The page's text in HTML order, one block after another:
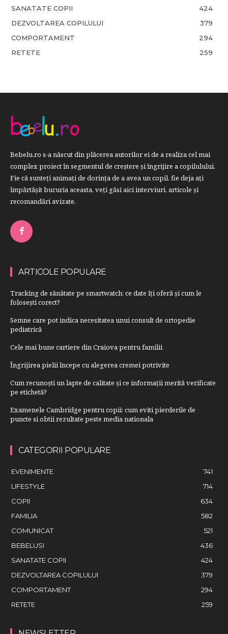
SANATATE COPII
424
DEZVOLTAREA COPILULUI
379
COMPORTAMENT
294
RETETE
259
Bebelu.ro s-a născut din plăcerea autorilor ei de a realiza cel mai
complex proiect în segmentul de creştere şi îngrijire a copilulului.
Fie că sunteţi animaţi de dorinţa de a avea un copil, fie deja aţi
împărtăşit bucuria aceasta, veți găsi aici interviuri, articole şi
recomandări avizate.
ARTICOLE POPULARE
Tracking de sănătate pe smartwatch: ce date îți oferă și cum le
folosești corect?
Semne care pot indica necesitatea unui consult de ortopedie
pediatrică
Cele mai bune cartiere din Craiova pentru familii
Îngrijirea pielii începe cu alegerea cremei potrivite
Cum recunoști un lapte de calitate și ce informații merită verificate
pe etichetă?
Examenele Cambridge pentru copii: cum eviti pierderile de
puncte si obtii rezultate peste media nationala
CATEGORII POPULARE
EVENIMENTE
741
LIFESTYLE
714
COPII
634
FAMILIA
582
COMUNICAT
521
BEBELUSI
436
SANATATE COPII
424
DEZVOLTAREA COPILULUI
379
COMPORTAMENT
294
RETETE
259